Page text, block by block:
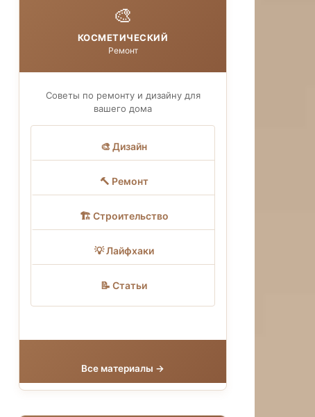
🎨
КОСМЕТИЧЕСКИЙ
Ремонт
Советы по ремонту и дизайну для
вашего дома
🎨 Дизайн
🔨 Ремонт
🏗 Строительство
💡 Лайфхаки
📝 Статьи
Все материалы →